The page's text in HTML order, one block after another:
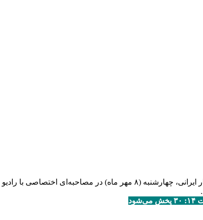
«حسین علیزاده» ردیف‌دان، آهنگ‌ساز، پژوهش‌گر و نوازنده تار و سه‌تار